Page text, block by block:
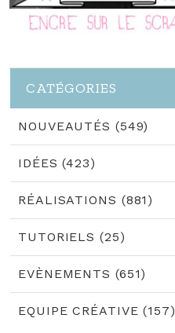
CATÉGORIES
NOUVEAUTÉS (549)
IDÉES (423)
RÉALISATIONS (881)
TUTORIELS (25)
EVÈNEMENTS (651)
EQUIPE CRÉATIVE (157)